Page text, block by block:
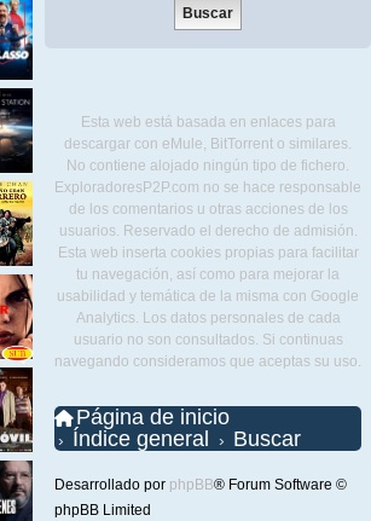
Esta web está basada en enlaces para
descargar con eMule, BitTorrent o similares.
No contiene alojado ningún tipo de fichero.
ExploradoresP2P.com no se hace responsable
de los comentarios u otras acciones de los
usuarios. Reservado el derecho de admisión.
Esta web inserta cookies propias para facilitar
tu navegación, así como para mejorar la
usabilidad y temática de la misma con Google
Analytics. Los datos personales de cada
usuario no son consultados. Si continuas
navegando consideramos que aceptas su uso.
Página de inicio
Índice general
Buscar
Desarrollado por phpBB® Forum Software ©
phpBB Limited